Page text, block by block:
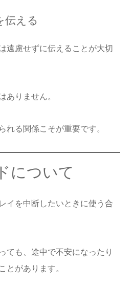
伝える
遠慮せずに伝えることが大切
ありません。
れる関係こそが重要です。
について
イを中断したいときに使う合
ても、途中で不安になったり
とがあります。